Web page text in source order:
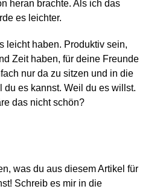
heran brachte. Als ich das
es leichter.
leicht haben. Produktiv sein,
Zeit haben, für deine Freunde
nur da zu sitzen und in die
du es kannst. Weil du es willst.
das nicht schön?
was du aus diesem Artikel für
Schreib es mir in die